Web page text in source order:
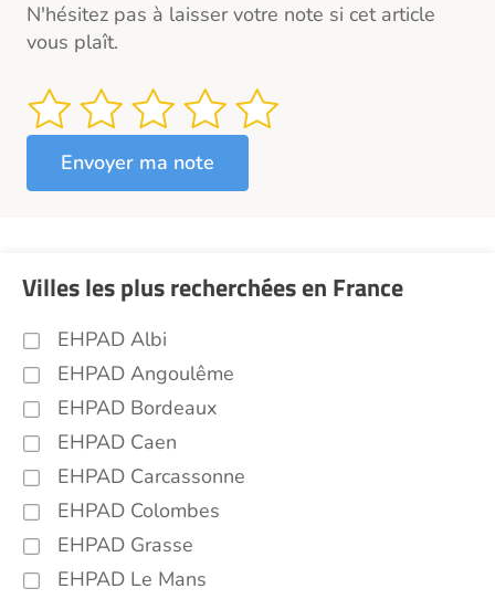
Villes les plus recherchées en France
EHPAD Albi
EHPAD Angoulême
EHPAD Bordeaux
EHPAD Caen
EHPAD Carcassonne
EHPAD Colombes
EHPAD Grasse
EHPAD Le Mans
N'hésitez pas à laisser votre note si cet article
vous plaît.